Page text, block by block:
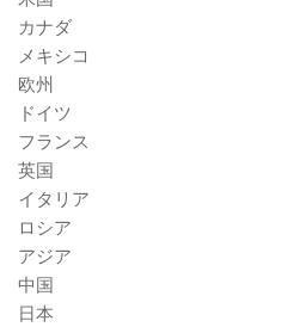
カナダ
メキシコ
欧州
ドイツ
フランス
英国
イタリア
ロシア
アジア
中国
日本